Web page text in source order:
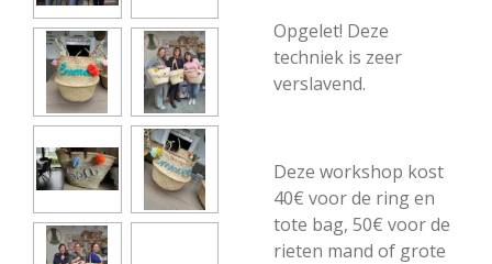
Opgelet! Deze
techniek is zeer
verslavend.
Deze workshop kost
40€ voor de ring en
tote bag, 50€ voor de
rieten mand of grote